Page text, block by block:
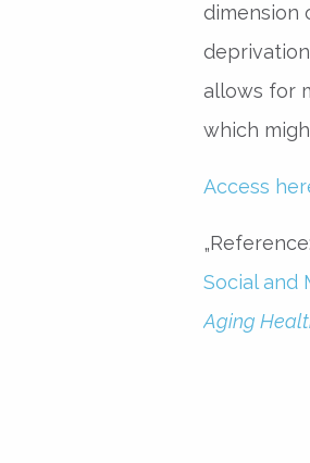
dimension
allows for
which
Access
„Reference:
Social and
Aging